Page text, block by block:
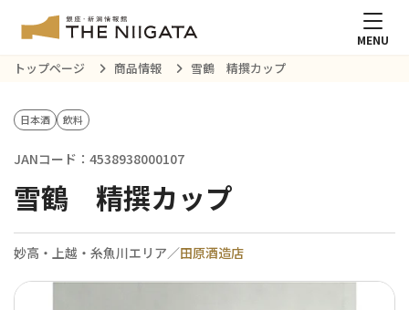
MENU
トップページ 商品情報 雪鶴 精撰カップ
日本酒 飲料
JANコード：4538938000107
雪鶴 精撰カップ
妙高・上越・糸魚川エリア／田原酒造店